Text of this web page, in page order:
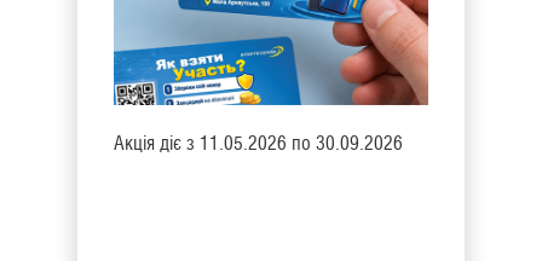
Акція діє з 11.05.2026 по 30.09.2026